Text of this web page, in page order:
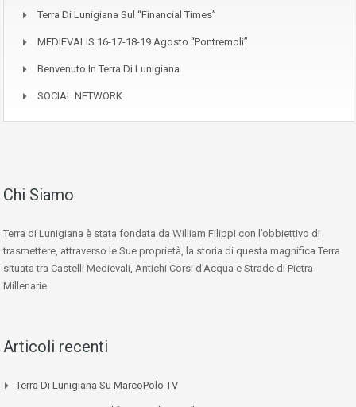
Terra Di Lunigiana Sul “Financial Times”
MEDIEVALIS 16-17-18-19 Agosto “Pontremoli”
Benvenuto In Terra Di Lunigiana
SOCIAL NETWORK
Chi Siamo
Terra di Lunigiana è stata fondata da William Filippi con l’obbiettivo di
trasmettere, attraverso le Sue proprietà, la storia di questa magnifica Terra
situata tra Castelli Medievali, Antichi Corsi d’Acqua e Strade di Pietra
Millenarie.
Articoli recenti
Terra Di Lunigiana Su MarcoPolo TV